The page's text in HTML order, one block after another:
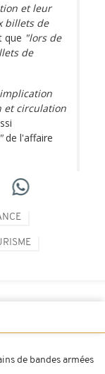
et leur
billets de
que "lors de
de
et circulation
de l'affaire
de bandes armées